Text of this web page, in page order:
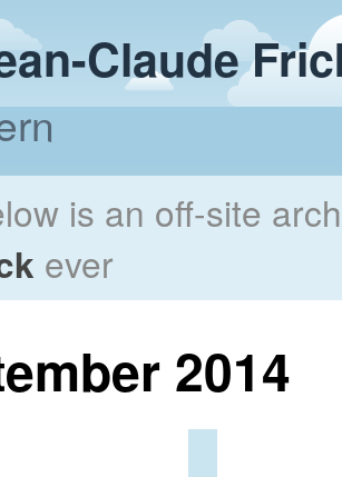
Claude
is an off-site
ever
2014